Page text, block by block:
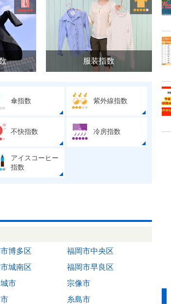
服装指数
傘指数 紫外線指数
不快指数 冷房指数
アイスコーヒー
指数
博多区
福岡市中央区
城南区
福岡市早良区
市
宗像市
糸島市